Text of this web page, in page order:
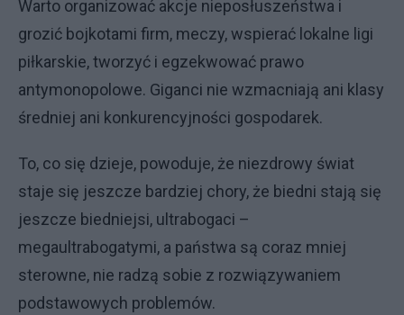
Warto organizować akcje nieposłuszeństwa i
grozić bojkotami firm, meczy, wspierać lokalne ligi
piłkarskie, tworzyć i egzekwować prawo
antymonopolowe. Giganci nie wzmacniają ani klasy
średniej ani konkurencyjności gospodarek.
To, co się dzieje, powoduje, że niezdrowy świat
staje się jeszcze bardziej chory, że biedni stają się
jeszcze biedniejsi, ultrabogaci –
megaultrabogatymi, a państwa są coraz mniej
sterowne, nie radzą sobie z rozwiązywaniem
podstawowych problemów.